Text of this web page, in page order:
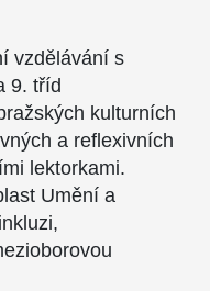
vzdělávání s
9. tříd
kulturních
a reflexivních
lektorkami.
Umění a